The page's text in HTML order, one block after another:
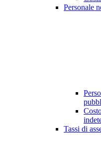
Personale
Tassi di